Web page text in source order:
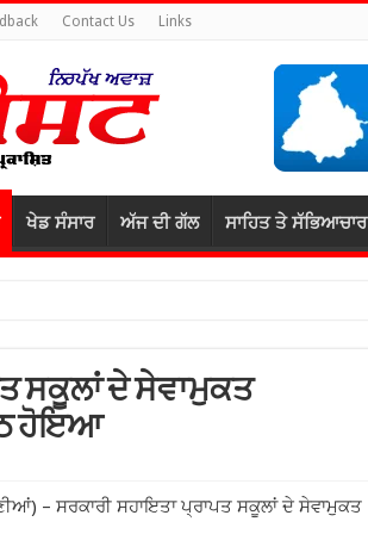
Contact Us Links
ਖੇਡ ਸੰਸਾਰ ਅੱਜ ਦੀ ਗੱਲ ਸਾਹਿਤ ਤੇ ਸੱਭਿਆਚਾਰ
ਸਕੂਲਾਂ ਦੇ ਸੇਵਾਮੁਕਤ
ਹੋਇਆ
– ਸਰਕਾਰੀ ਸਹਾਇਤਾ ਪ੍ਰਾਪਤ ਸਕੂਲਾਂ ਦੇ ਸੇਵਾਮੁਕਤ